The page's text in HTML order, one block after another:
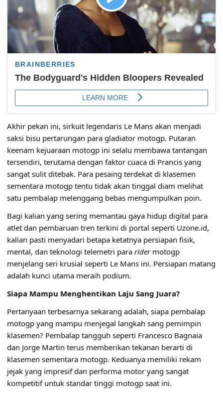
Akhir pekan ini, sirkuit legendaris Le Mans akan menjadi
saksi bisu pertarungan para gladiator motogp. Putaran
keenam kejuaraan motogp ini selalu membawa tantangan
tersendiri, terutama dengan faktor cuaca di Prancis yang
sangat sulit ditebak. Para pesaing terdekat di klasemen
sementara motogp tentu tidak akan tinggal diam melihat
satu pembalap melenggang bebas mengumpulkan poin.
Bagi kalian yang sering memantau gaya hidup digital para
atlet dan pembaruan tren terkini di portal seperti Uzone.id,
kalian pasti menyadari betapa ketatnya persiapan fisik,
mental, dan teknologi telemetri para ridermotogp
menjelang seri krusial seperti Le Mans ini. Persiapan matang
adalah kunci utama meraih podium.
Siapa Mampu Menghentikan Laju Sang Juara?
Pertanyaan terbesarnya sekarang adalah, siapa pembalap
motogp yang mampu menjegal langkah sang pemimpin
klasemen? Pembalap tangguh seperti Francesco Bagnaia
dan Jorge Martin terus memberikan tekanan berarti di
klasemen sementara motogp. Keduanya memiliki rekam
jejak yang impresif dan performa motor yang sangat
kompetitif untuk standar tinggi motogp saat ini.